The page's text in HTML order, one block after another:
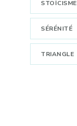
STOÏCISME
SÉRÉNITÉ
TRIANGLE